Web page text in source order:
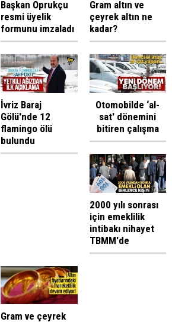
Başkan Oprukçu
resmi üyelik
formunu imzaladı
Gram altın ve
çeyrek altın ne
kadar?
Otomobilde ‘al-
sat' dönemini
bitiren çalışma
İvriz Baraj
Gölü'nde 12
flamingo ölü
bulundu
2000 yılı sonrası
için emeklilik
intibakı nihayet
TBMM'de
Gram ve çeyrek